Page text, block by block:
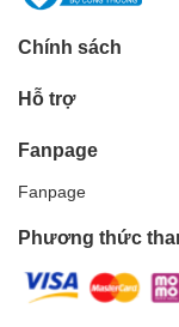
Chính sách
Hỗ trợ
Fanpage
Fanpage
Phương thức